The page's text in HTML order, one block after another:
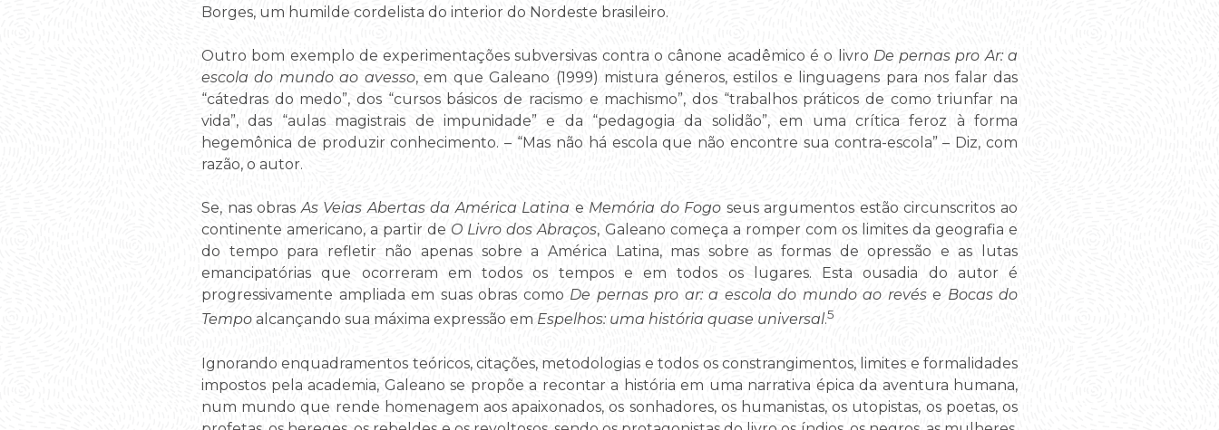
Borges, um humilde cordelista do interior do Nordeste brasileiro.
Outro bom exemplo de experimentações subversivas contra o cânone acadêmico é o livro De pernas pro Ar: a
escola do mundo ao avesso, em que Galeano (1999) mistura géneros, estilos e linguagens para nos falar das
“cátedras do medo”, dos “cursos básicos de racismo e machismo”, dos “trabalhos práticos de como triunfar na
vida”, das “aulas magistrais de impunidade” e da “pedagogia da solidão”, em uma crítica feroz à forma
hegemônica de produzir conhecimento. – “Mas não há escola que não encontre sua contra-escola” – Diz, com
razão, o autor.
Se, nas obrasAs Veias Abertas da América Latina e Memória do Fogo seus argumentos estão circunscritos ao
continente americano, a partir de O Livro dos Abraços, Galeano começa a romper com os limites da geografia e
do tempo para refletir não apenas sobre a América Latina, mas sobre as formas de opressão e as lutas
emancipatórias que ocorreram em todos os tempos e em todos os lugares. Esta ousadia do autor é
progressivamente ampliada em suas obras como De pernas pro ar: a escola do mundo ao revése Bocas do
Tempo alcançando sua máxima expressão em Espelhos: uma história quase universal.5
Ignorando enquadramentos teóricos, citações, metodologias e todos os constrangimentos, limites e formalidades
impostos pela academia, Galeano se propõe a recontar a história em uma narrativa épica da aventura humana,
num mundo que rende homenagem aos apaixonados, os sonhadores, os humanistas, os utopistas, os poetas, os